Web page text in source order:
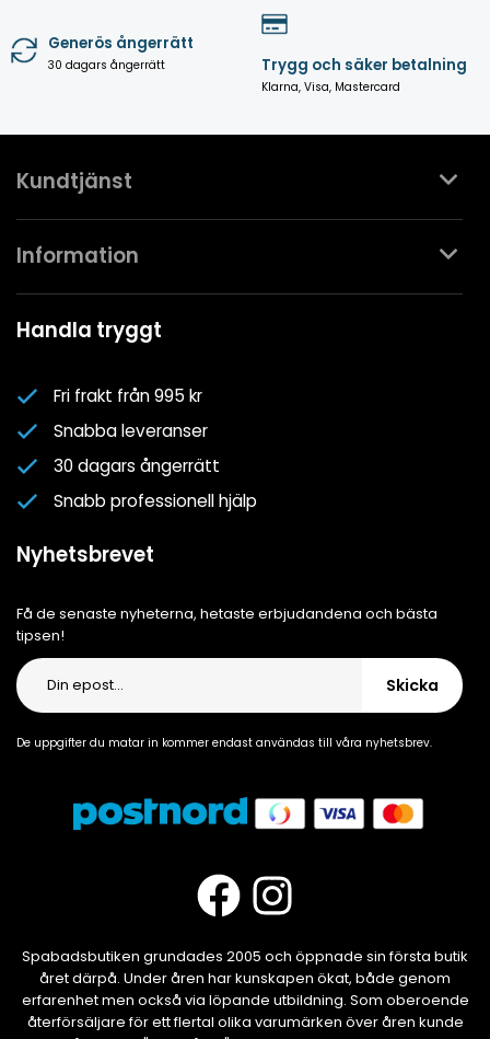
Generös ångerrätt
30 dagars ångerrätt Trygg och säker betalning
Klarna, Visa, Mastercard
Kundtjänst
Kontakta oss
Mina favoriter
Information
Spa- & Poolguider
Nyhetsbrev
Om oss
Cookiepolicy
Cookie-inställningar
Handla tryggt
Fri frakt från 995 kr
Snabba leveranser
30 dagars ångerrätt
Snabb professionell hjälp
Nyhetsbrevet
Få de senaste nyheterna, hetaste erbjudandena och bästa
tipsen!
Skicka
De uppgifter du matar in kommer endast användas till våra nyhetsbrev.
Spabadsbutiken grundades 2005 och öppnade sin första butik
året därpå. Under åren har kunskapen ökat, både genom
erfarenhet men också via löpande utbildning. Som oberoende
återförsäljare för ett flertal olika varumärken över åren kunde